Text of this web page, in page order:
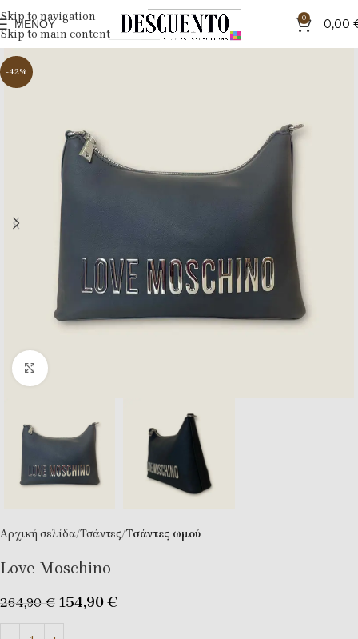
Skip to navigation
Skip to main content
ΜΕΝΟΎ 0 0,00
-42%
Κλικ για μεγέθυνση
Αρχική σελίδα Τσάντες Tσάντες ωμού
Love Moschino
264,90€ 154,90€